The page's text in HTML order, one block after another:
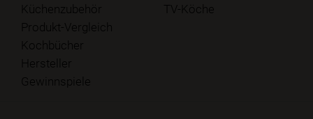
Küchenzubehör
Produkt-Vergleich
Kochbücher
Hersteller
Gewinnspiele
TV-Köche